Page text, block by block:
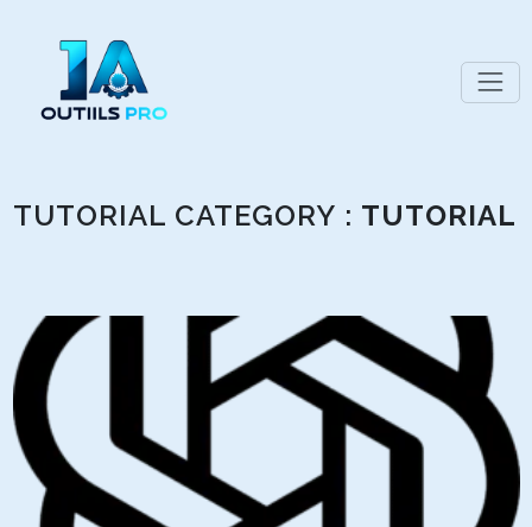
TUTORIAL CATEGORY : TUTORIAL